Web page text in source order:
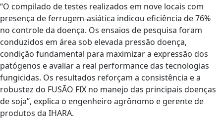
“O compilado de testes realizados em nove locais com
presença de ferrugem-asiática indicou eficiência de 76%
no controle da doença. Os ensaios de pesquisa foram
conduzidos em área sob elevada pressão doença,
condição fundamental para maximizar a expressão dos
patógenos e avaliar a real performance das tecnologias
fungicidas. Os resultados reforçam a consistência e a
robustez do FUSÃO FIX no manejo das principais doenças
de soja”, explica o engenheiro agrônomo e gerente de
produtos da IHARA.